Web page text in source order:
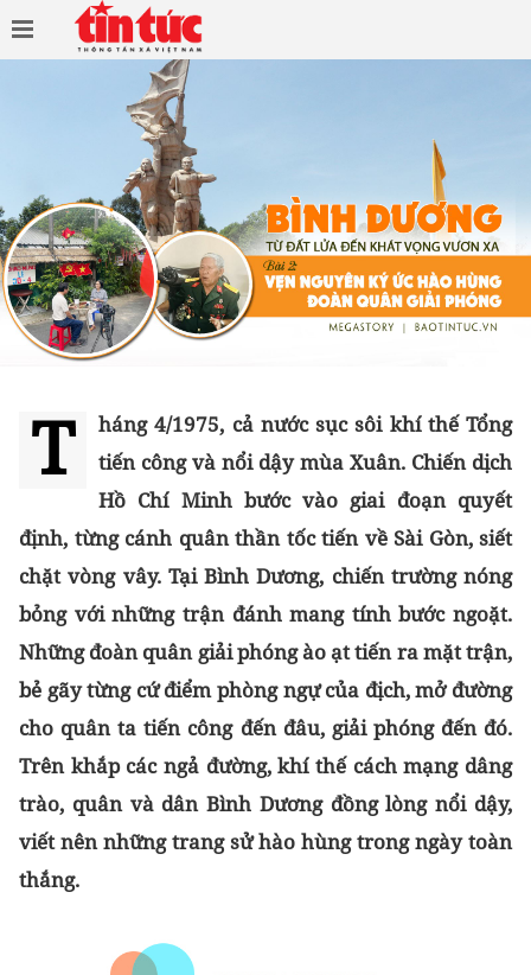
T
háng 4/1975, cả nước sục sôi khí thế Tổng
tiến công và nổi dậy mùa Xuân. Chiến dịch
Hồ Chí Minh bước vào giai đoạn quyết
định, từng cánh quân thần tốc tiến về Sài Gòn, siết
chặt vòng vây. Tại Bình Dương, chiến trường nóng
bỏng với những trận đánh mang tính bước ngoặt.
Những đoàn quân giải phóng ào ạt tiến ra mặt trận,
bẻ gãy từng cứ điểm phòng ngự của địch, mở đường
cho quân ta tiến công đến đâu, giải phóng đến đó.
Trên khắp các ngả đường, khí thế cách mạng dâng
trào, quân và dân Bình Dương đồng lòng nổi dậy,
viết nên những trang sử hào hùng trong ngày toàn
thắng.